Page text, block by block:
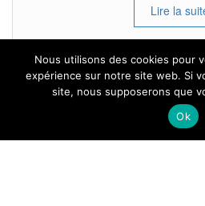
Lire la
Tous droits
Nous utilisons des cookies pour
expérience sur notre site web. Si
site, nous supposerons que
Ok